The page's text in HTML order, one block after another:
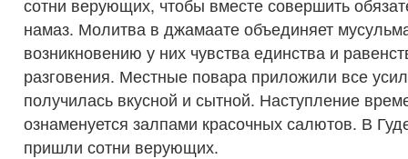
сотни верующих, чтобы вместе совершить
намаз. Молитва в джамаате объединяет
возникновению у них чувства единства и
разговения. Местные повара приложили все
получилась вкусной и сытной. Наступление
ознаменуется залпами красочных салютов. В
пришли сотни верующих.